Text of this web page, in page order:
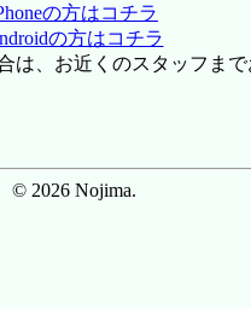
の方はコチラ
の方はコチラ
は、お近くのスタッフまで
© 2026 Nojima.